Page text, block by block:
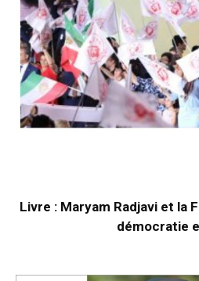
Livre : Maryam Radjavi et la
démocratie